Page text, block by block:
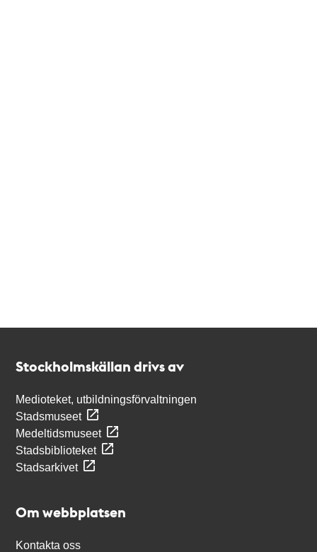
Stockholmskällan drivs av
Medioteket, utbildningsförvaltningen
Stadsmuseet
Medeltidsmuseet
Stadsbiblioteket
Stadsarkivet
Om webbplatsen
Kontakta oss